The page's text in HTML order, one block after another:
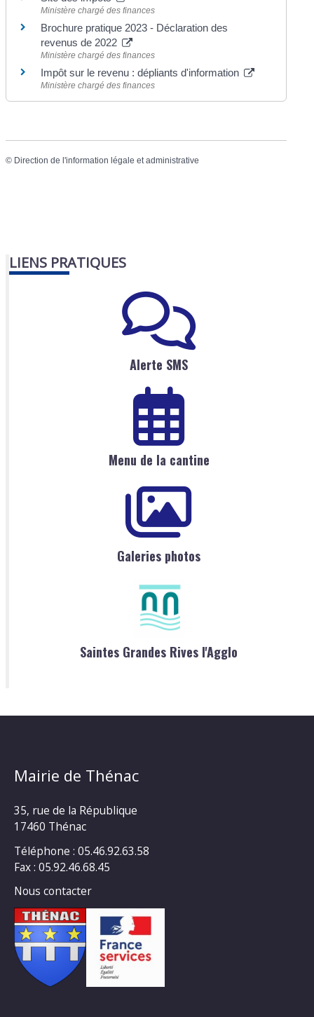
Ministère chargé des finances
Brochure pratique 2023 - Déclaration des
revenus de 2022
Ministère chargé des finances
Impôt sur le revenu : dépliants d'information
Ministère chargé des finances
© Direction de l'information légale et administrative
LIENS PRATIQUES
Alerte SMS
Menu de la cantine
Galeries photos
Saintes Grandes Rives l'Agglo
Mairie de Thénac
35, rue de la République
17460 Thénac
Téléphone : 05.46.92.63.58
Fax : 05.92.46.68.45
Nous contacter